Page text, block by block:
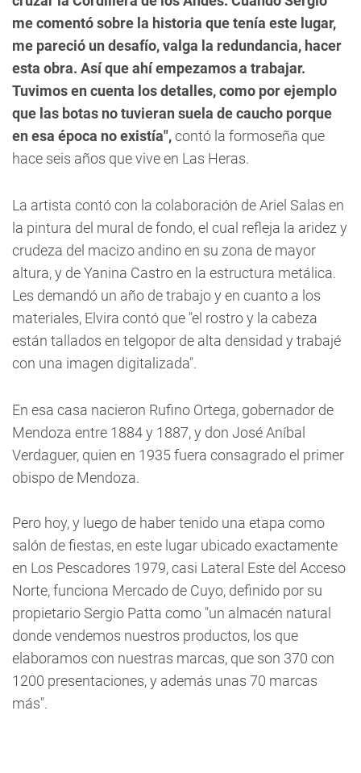
me comentó sobre la historia que tenía este lugar,
me pareció un desafío, valga la redundancia, hacer
esta obra. Así que ahí empezamos a trabajar.
Tuvimos en cuenta los detalles, como por ejemplo
que las botas no tuvieran suela de caucho porque
en esa época no existía",contó la formoseña que
hace seis años que vive en Las Heras.
La artista contó con la colaboración de Ariel Salas en
la pintura del mural de fondo, el cual refleja la aridez y
crudeza del macizo andino en su zona de mayor
altura, y de Yanina Castro en la estructura metálica.
Les demandó un año de trabajo y en cuanto a los
materiales, Elvira contó que "el rostro y la cabeza
están tallados en telgopor de alta densidad y trabajé
con una imagen digitalizada".
En esa casa nacieron Rufino Ortega, gobernador de
Mendoza entre 1884 y 1887, y don José Aníbal
Verdaguer, quien en 1935 fuera consagrado el primer
obispo de Mendoza.
Pero hoy, y luego de haber tenido una etapa como
salón de fiestas, en este lugar ubicado exactamente
en Los Pescadores 1979, casi Lateral Este del Acceso
Norte, funciona Mercado de Cuyo, definido por su
propietario Sergio Patta como "un almacén natural
donde vendemos nuestros productos, los que
elaboramos con nuestras marcas, que son 370 con
1200 presentaciones, y además unas 70 marcas
más".